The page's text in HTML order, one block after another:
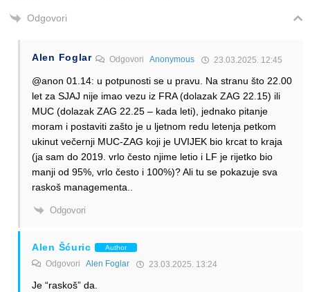
Odgovori
Alen Foglar Odgovori Anonymous 23.03.2025. 12:45
@anon 01.14: u potpunosti se u pravu. Na stranu što 22.00
let za SJAJ nije imao vezu iz FRA (dolazak ZAG 22.15) ili
MUC (dolazak ZAG 22.25 – kada leti), jednako pitanje
moram i postaviti zašto je u ljetnom redu letenja petkom
ukinut večernji MUC-ZAG koji je UVIJEK bio krcat to kraja
(ja sam do 2019. vrlo često njime letio i LF je rijetko bio
manji od 95%, vrlo često i 100%)? Ali tu se pokazuje sva
raskoš managementa..
Odgovori
Alen Šćuric Author
Odgovori Alen Foglar 23.03.2025. 13:24
Je “raskoš” da.